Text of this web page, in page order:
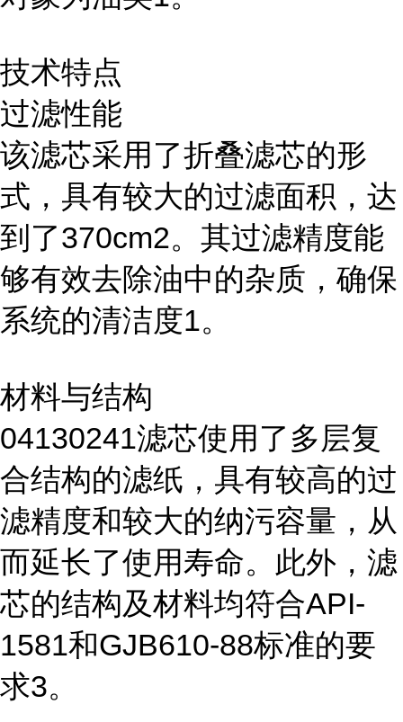
技术特点
过滤性能
该滤芯采用了折叠滤芯的形
式，具有较大的过滤面积，达
到了370cm2。其过滤精度能
够有效去除油中的杂质，确保
系统的清洁度1。
材料与结构
04130241滤芯使用了多层复
合结构的滤纸，具有较高的过
滤精度和较大的纳污容量，从
而延长了使用寿命。此外，滤
芯的结构及材料均符合API-
1581和GJB610-88标准的要
求3。